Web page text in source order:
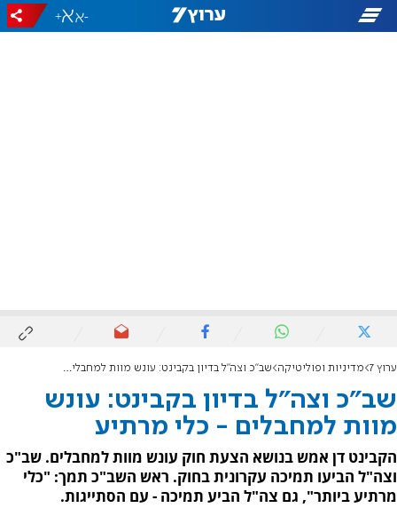
-
+
ערוץ 7 מדיניות ופוליטיקה שב"כ וצה"ל בדיון בקבינט: עונש מוות למחבלים - כלי מרתיע
שב"כ וצה"ל בדיון בקבינט: עונש
מוות למחבלים - כלי מרתיע
הקבינט דן אמש בנושא הצעת חוק עונש מוות למחבלים. שב"כ
וצה"ל הביעו תמיכה עקרונית בחוק. ראש השב"כ תמך: "כלי
מרתיע ביותר", גם צה"ל הביע תמיכה - עם הסתייגות.